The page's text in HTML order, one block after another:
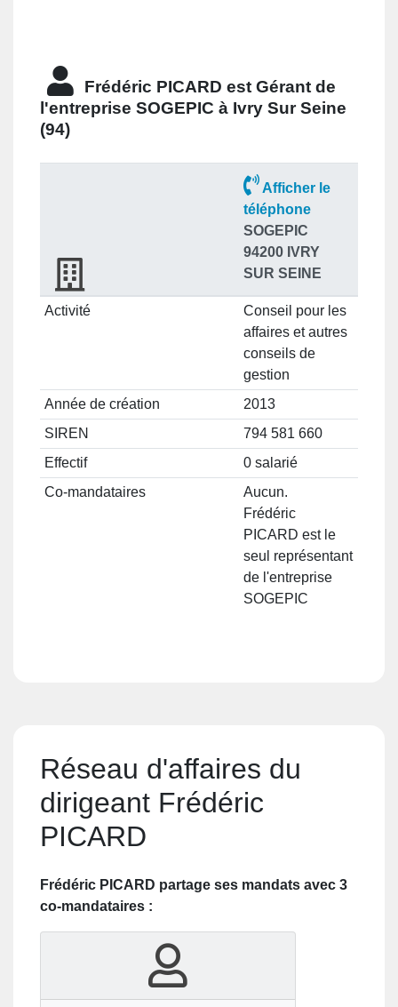
Frédéric PICARD est Gérant de
l'entreprise SOGEPIC à Ivry Sur Seine
(94)
Afficher le
téléphone
SOGEPIC
94200 IVRY
SUR SEINE
Activité
Conseil pour les
affaires et autres
conseils de
gestion
Année de création
2013
SIREN
794 581 660
Effectif
0 salarié
Co-mandataires
Aucun.
Frédéric
PICARD est le
seul représentant
de l'entreprise
SOGEPIC
Réseau d'affaires du
dirigeant Frédéric
PICARD
Frédéric PICARD partage ses mandats avec 3
co-mandataires :